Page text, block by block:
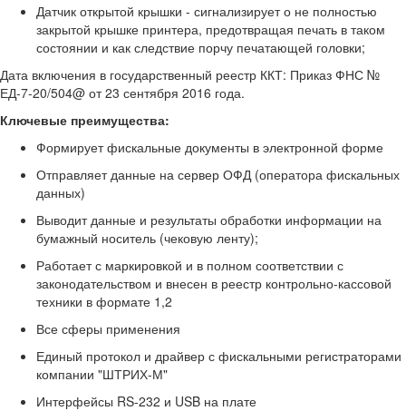
Датчик открытой крышки - сигнализирует о не полностью
закрытой крышке принтера, предотвращая печать в таком
состоянии и как следствие порчу печатающей головки;
Дата включения в государственный реестр ККТ: Приказ ФНС №
ЕД-7-20/504@ от 23 сентября 2016 года.
Ключевые преимущества:
Формирует фискальные документы в электронной форме
Отправляет данные на сервер ОФД (оператора фискальных
данных)
Выводит данные и результаты обработки информации на
бумажный носитель (чековую ленту);
Работает с маркировкой и в полном соответствии с
законодательством и внесен в реестр контрольно-кассовой
техники в формате 1,2
Все сферы применения
Единый протокол и драйвер с фискальными регистраторами
компании "ШТРИХ-М"
Интерфейсы RS-232 и USB на плате